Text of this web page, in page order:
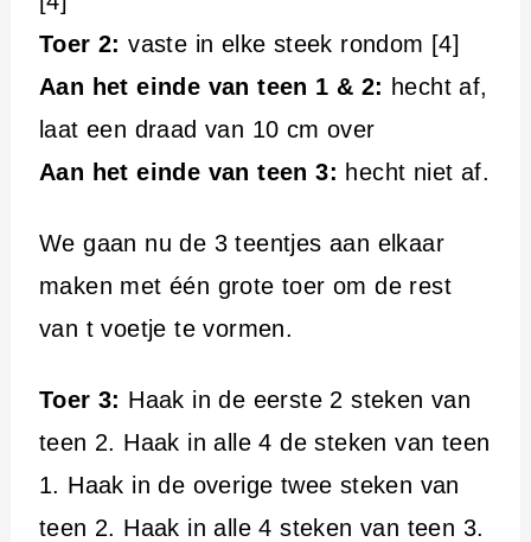
Toer 2:vaste in elke steek rondom [4]
Aan het einde van teen 1 & 2: hecht af,
laat een draad van 10 cm over
Aan het einde van teen 3: hecht niet af.
We gaan nu de 3 teentjes aan elkaar
maken met één grote toer om de rest
van t voetje te vormen.
Toer 3: Haak in de eerste 2 steken van
teen 2. Haak in alle 4 de steken van teen
1. Haak in de overige twee steken van
teen 2. Haak in alle 4 steken van teen 3.